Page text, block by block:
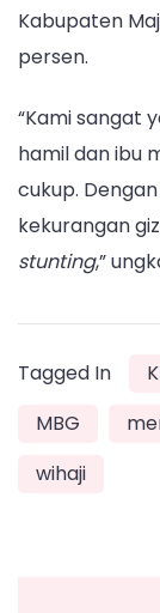
Kabupaten
persen.
“Kami sangat
hamil dan ibu
cukup.
kekurangan
stunting,”
Tagged In
MBG
wihaji